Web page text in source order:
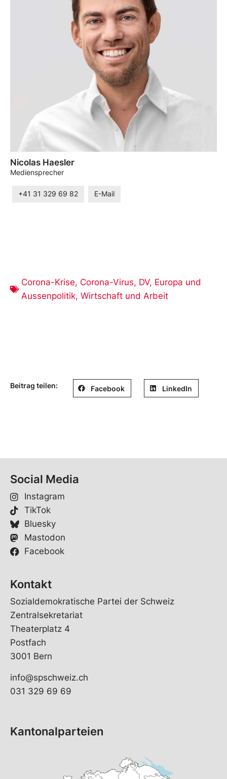
Nicolas Haesler
Mediensprecher
+41 31 329 69 82 E-Mail
Corona-Krise, Corona-Virus, DV, Europa und
Aussenpolitik, Wirtschaft und Arbeit
Beitrag teilen: Facebook LinkedIn
Social Media
Instagram
TikTok
Bluesky
Mastodon
Facebook
Kontakt
Sozialdemokratische Partei der Schweiz
Zentralsekretariat
Theaterplatz 4
Postfach
3001 Bern
info@spschweiz.ch
031 329 69 69
Kantonalparteien